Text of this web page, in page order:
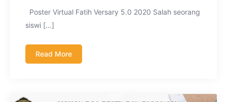
Poster Virtual Fatih Versary 5.0 2020 Salah seorang
siswi […]
Read More